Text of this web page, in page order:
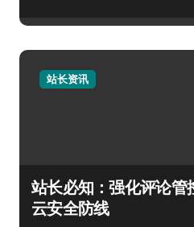
站长资讯
站长必知：强化评论管
云安全防线